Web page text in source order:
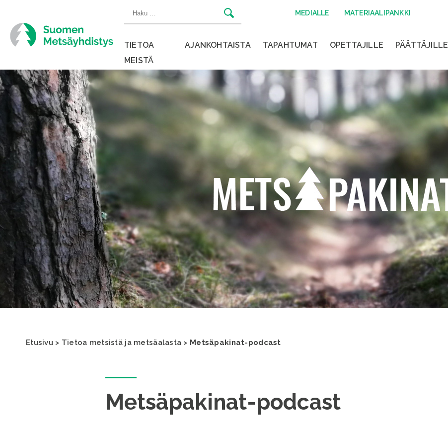
sisältöön
Haku: MEDIALLE MATERIAALIPANKKI
TIETOA
MEISTÄ
AJANKOHTAISTA TAPAHTUMAT OPETTAJILLE PÄÄTTÄJILLE
Sulje
valikko
Etusivu> Tietoa metsistä ja metsäalasta > Metsäpakinat-podcast
Metsäpakinat-podcast